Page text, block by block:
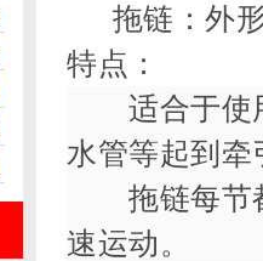
拖链：外形
特点：
适合于使用
水管等起到
拖链每节都
速运动。